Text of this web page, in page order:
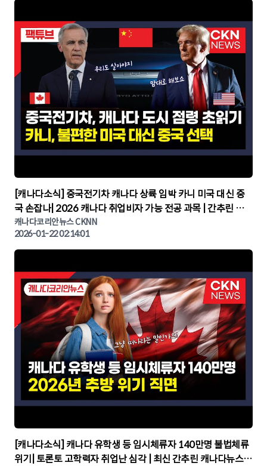
▶
[캐나다소식] 중국전기차 캐나다 상륙 임박 카니 미국 대신 중
국 손잡나| 2026 캐나다 취업비자 가능 전공 과목 | 간추린 캐
나다뉴스 | CKNNEWS, 캐나다코리안뉴스
캐나다코리안뉴스 CKNN
2026-01-22 02:14:01
▶
[캐나다소식] 캐나다 유학생 등 임시체류자 140만명 불법체류
위기| 토론토 고학력자 취업난 심각 | 최신 간추린 캐나다뉴스 |